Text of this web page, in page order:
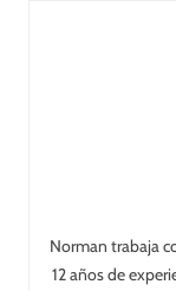
Norman trabaja
12 años de